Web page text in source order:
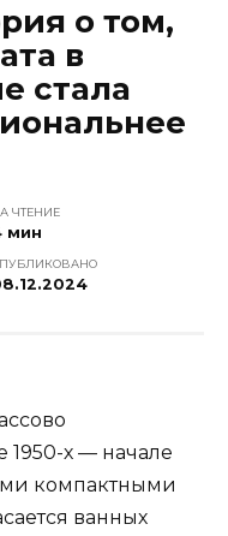
о том,
в
стала
ЧТЕНИЕ
мин
1950-х — начале
компактными
ванных